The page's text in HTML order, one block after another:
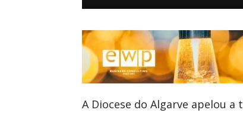
A Diocese do Algarve apelou